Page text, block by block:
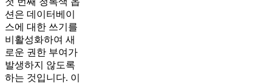
션은 데이터베이
스에 대한 쓰기를
비활성화하여 새
로운 권한 부여가
발생하지 않도록
하는 것입니다. 이